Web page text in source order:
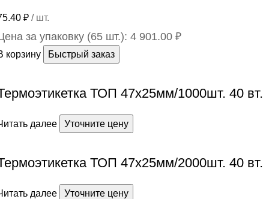
₽ / шт.
за упаковку (65 шт.): 4 901.00 ₽
корзину Быстрый заказ
ТОП 47х25мм/1000шт. 40 вт.
далее Уточните цену
ТОП 47х25мм/2000шт. 40 вт.
далее Уточните цену